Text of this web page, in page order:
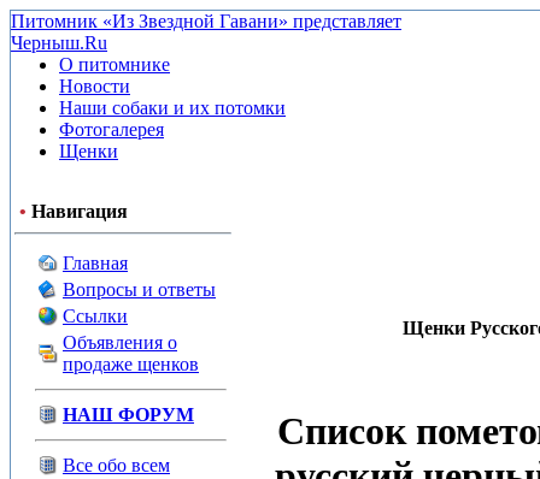
Питомник «Из Звездной Гавани» представляет
Черныш.Ru
О питомнике
Новости
Наши собаки и их потомки
Фотогалерея
Щенки
• Навигация
Главная
Вопросы и ответы
Ссылки
Объявления о
продаже щенков
НАШ ФОРУМ
Все обо всем
Щенки
Список